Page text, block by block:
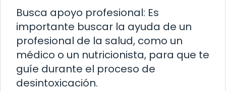
Busca apoyo profesional: Es
importante buscar la ayuda de un
profesional de la salud, como un
médico o un nutricionista, para que te
guíe durante el proceso de
desintoxicación.